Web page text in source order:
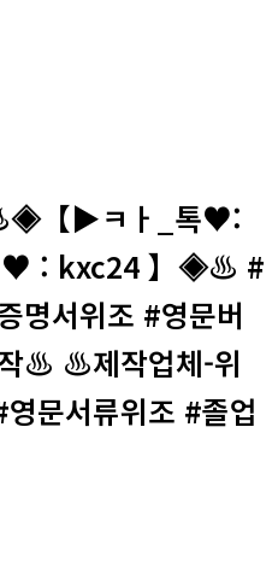
【▶ㅋㅏ_톡♥:
♥ : kxc24 】◈♨️ #
명서위조 #영문버
♨️ ♨️제작업체-위
문서류위조 #졸업